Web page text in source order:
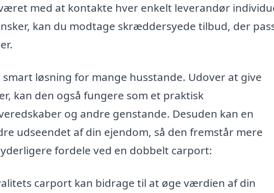
med at kontakte hver enkelt leverandør
kan du modtage skræddersyede tilbud, der
løsning for mange husstande. Udover at give
kan den også fungere som et praktisk
og andre genstande. Desuden kan en
udseendet af din ejendom, så den fremstår mere
fordele ved en dobbelt carport:
carport kan bidrage til at øge værdien af din